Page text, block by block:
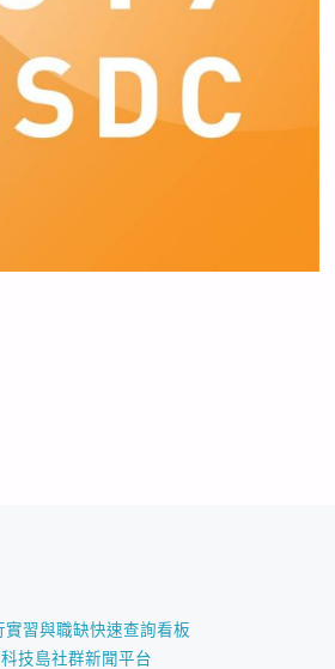
習與職缺快速查詢看板
技島社群新聞平台